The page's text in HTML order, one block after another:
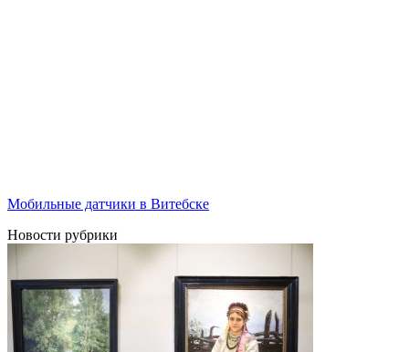
Мобильные датчики в Витебске
Новости рубрики